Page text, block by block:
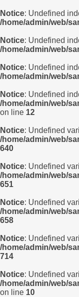
Notice: Undefined
/home/admin/web/
Notice: Undefined
/home/admin/web/
Notice: Undefined
/home/admin/web/
Notice: Undefined
/home/admin/web/
on line 12
Notice: Undefined
/home/admin/web/
640
Notice: Undefined
/home/admin/web/
651
Notice: Undefined
/home/admin/web/
658
Notice: Undefined
/home/admin/web/
714
Notice: Undefined
/home/admin/web/
on line 10